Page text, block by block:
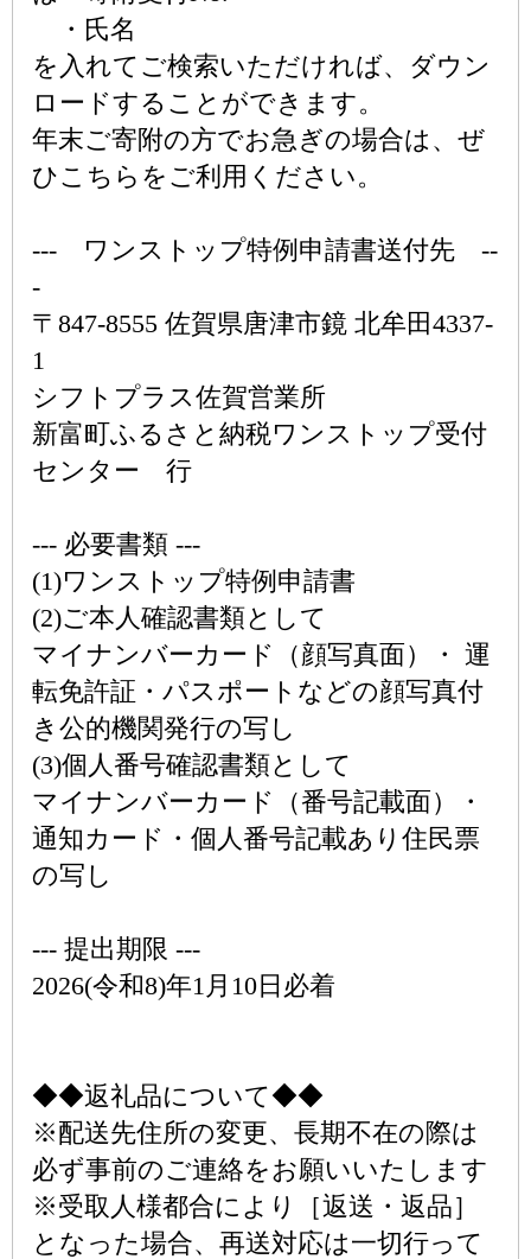
・氏名
を入れてご検索いただければ、ダウン
ロードすることができます。
年末ご寄附の方でお急ぎの場合は、ぜ
ひこちらをご利用ください。
--- ワンストップ特例申請書送付先 --
-
〒847-8555 佐賀県唐津市鏡 北牟田4337-
1
シフトプラス佐賀営業所
新富町ふるさと納税ワンストップ受付
センター 行
--- 必要書類 ---
(1)ワンストップ特例申請書
(2)ご本人確認書類として
マイナンバーカード（顔写真面）・ 運
転免許証・パスポートなどの顔写真付
き公的機関発行の写し
(3)個人番号確認書類として
マイナンバーカード（番号記載面）・
通知カード・個人番号記載あり住民票
の写し
--- 提出期限 ---
2026(令和8)年1月10日必着
◆◆返礼品について◆◆
※配送先住所の変更、長期不在の際は
必ず事前のご連絡をお願いいたします
※受取人様都合により［返送・返品］
となった場合、再送対応は一切行って